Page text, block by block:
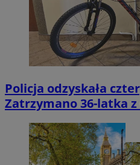
Policja odzyskała
Zatrzymano 36-latka z